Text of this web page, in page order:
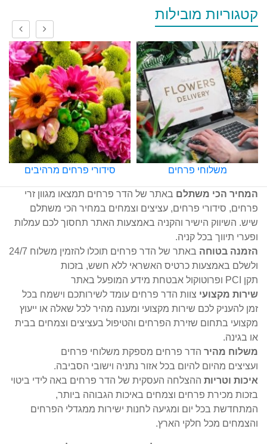
קטגוריות מובילות
משלוחי פרחים סידורי פרחים מרהיבים
המחיר הכי משתלם באתר של הדר פרחים תמצאו מגוון זרי
פרחים, סידורי פרחים, עציצים וצמחים במחיר הכי משתלם
שיש. השיווק הישיר והקניה באמצעות האתר תחסוך לכם עמלות
ופערי תיווך בכל קניה.
הזמנה בטוחה
באתר של הדר פרחים תוכלו להזמין משלוח 24/7
ולשלם באמצעות כרטיס האשראי ללא חשש, בזכות
תקן PCI ופרוטוקול אבטחת מידע המופעל באתר
שירות מקצועי צוות הדר פרחים עומד לשירותכם וישמח בכל
זמן להעניק לכם שירות מקצועי ומענה מהיר לכל שאלה או ייעוץ
מקצועי בתחום שזירת הפרחים והטיפול בעציצים וצמחים בבית
או בגינה.
משלוח מהיר הדר פרחים מספקת משלוחי פרחים
ועציצים מהיום להיום בכל אזור נתניה וישובי הסביבה.
איכות וטריות ההצלחה העסקית של הדר פרחים באה לידי ביטוי
בזכות מכירת פרחים וצמחים באיכות הגבוהה ביותר,
המתחדשת בכל יום ומגיעה לחנות ישירות ממגדלי הפרחים
והצמחים מכל חלקי הארץ.